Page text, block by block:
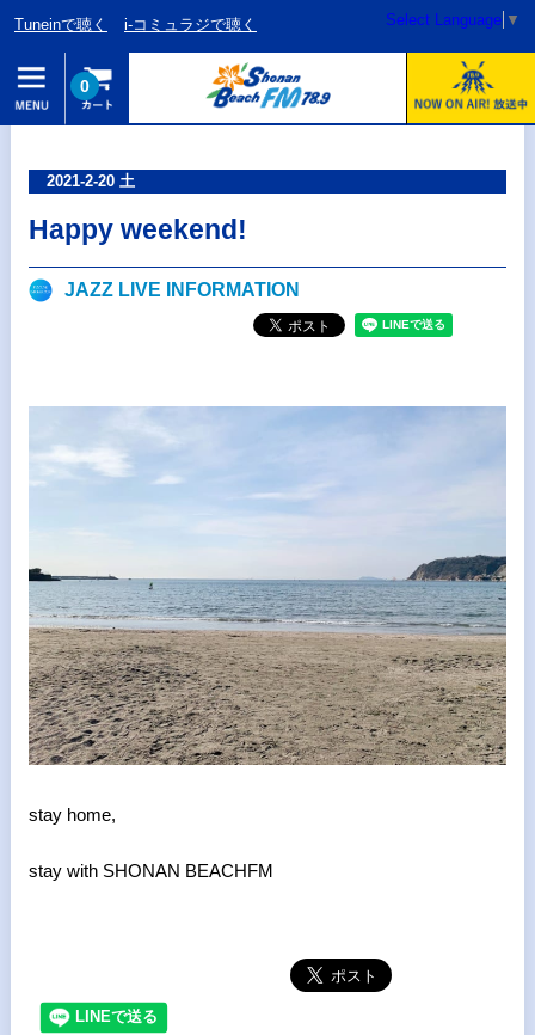
Tuneinで聴く i-コミュラジで聴く Select Language ▼
0
2021-2-20 土
Happy weekend!
JAZZ LIVE INFORMATION
stay home,
stay with SHONAN BEACHFM